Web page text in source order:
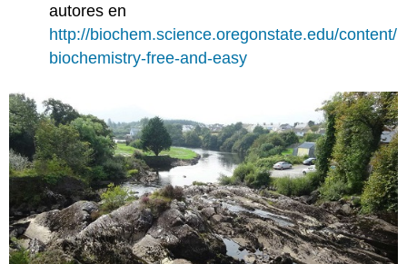
autores en
http://biochem.science.oregonstate.edu/content/
biochemistry-free-and-easy